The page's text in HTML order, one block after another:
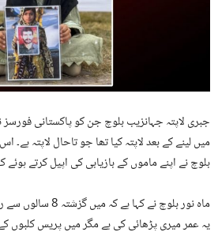
میں لینے کے بعد لاپتہ کیا تھا جو تاحال لاپتہ
بلوچ نے اپنے ماموں کے بازیابی کی اپیل کرتے ہوئے
ماہ نور بلوچ نے
یہ عمر میری پڑھائی کی ہے مگر میں پریس کلبوں